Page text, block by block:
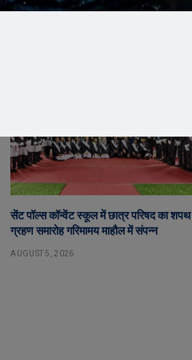
सेंट पॉल्स कॉन्वेंट स्कूल में छात्र परिषद का शपथ
ग्रहण समारोह गरिमामय माहौल में संपन्न
AUGUST 5, 2026